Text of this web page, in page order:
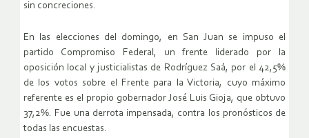
sin concreciones.
En las elecciones del domingo, en San Juan se impuso el
partido Compromiso Federal, un frente liderado por la
oposición local y justicialistas de Rodríguez Saá, por el 42,5%
de los votos sobre el Frente para la Victoria, cuyo máximo
referente es el propio gobernador José Luis Gioja, que obtuvo
37,2%. Fue una derrota impensada, contra los pronósticos de
todas las encuestas.